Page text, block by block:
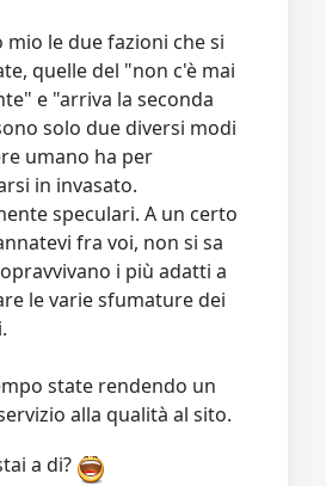
mio le due fazioni che si
quelle del "non c'è mai
e "arriva la seconda
solo due diversi modi
umano ha per
in invasato.
speculari. A un certo
fra voi, non si sa
i più adatti a
le varie sfumature dei
state rendendo un
alla qualità al sito.
a di?